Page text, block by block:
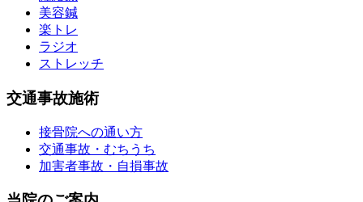
美容鍼
楽トレ
ラジオ
ストレッチ
交通事故施術
接骨院への通い方
交通事故・むちうち
加害者事故・自損事故